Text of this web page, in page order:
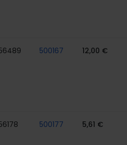
500167 12,00 €
500177 5,61 €